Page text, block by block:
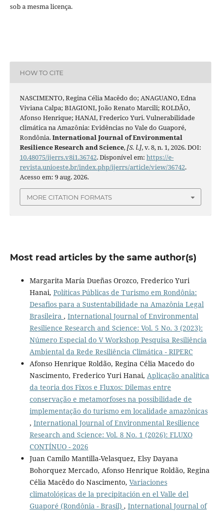
sob a mesma licença.
HOW TO CITE
NASCIMENTO, Regina Célia Macêdo do; ANAGUANO, Edna
Viviana Calpa; BIAGIONI, João Renato Marcili; ROLDÃO,
Afonso Henrique; HANAI, Frederico Yuri. Vulnerabilidade
climática na Amazônia: Evidências no Vale do Guaporé,
Rondônia.International Journal of Environmental
Resilience Research and Science,[S. l.], v. 8, n. 1, 2026. DOI:
10.48075/ijerrs.v8i1.36742. Disponível em: https://e-
revista.unioeste.br/index.php/ijerrs/article/view/36742.
Acesso em: 9 aug. 2026.
MORE CITATION FORMATS
Most read articles by the same author(s)
Margarita María Dueñas Orozco, Frederico Yuri
Hanai, Políticas Públicas de Turismo em Rondônia:
Desafios para a Sustentabilidade na Amazônia Legal
Brasileira , International Journal of Environmental
Resilience Research and Science: Vol. 5 No. 3 (2023):
Número Especial do V Workshop Pesquisa Resiliência
Ambiental da Rede Resiliência Climática - RIPERC
Afonso Henrique Roldão, Regina Célia Macedo do
Nascimento, Frederico Yuri Hanai, Aplicação analítica
da teoria dos Fixos e Fluxos: Dilemas entre
conservação e metamorfoses na possibilidade de
implementação do turismo em localidade amazônicas
, International Journal of Environmental Resilience
Research and Science: Vol. 8 No. 1 (2026): FLUXO
CONTÍNUO - 2026
Juan Camilo Mantilla-Velasquez, Elsy Dayana
Bohorquez Mercado, Afonso Henrique Roldão, Regina
Célia Macêdo do Nascimento, Variaciones
climatológicas de la precipitación en el Valle del
Guaporé (Rondônia - Brasil) , International Journal of